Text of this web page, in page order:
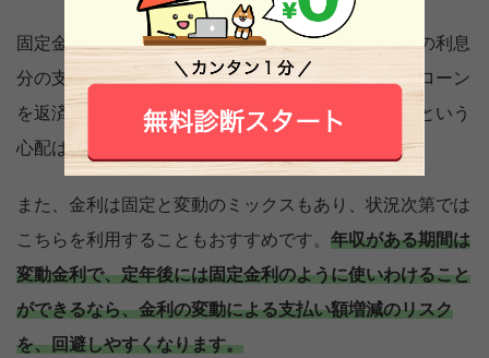
固定金利タイプなら、市場金利が上がってもローンの利息
分の支払いは増えません。つまり、一定した金額でローン
を返済できることで、金利によって支払いが増えるという
心配はないでしょう。
また、金利は固定と変動のミックスもあり、状況次第では
こちらを利用することもおすすめです。 年収がある期間は
変動金利で、定年後には固定金利のように使いわけること
ができるなら、金利の変動による支払い額増減のリスク
を、回避しやすくなります。